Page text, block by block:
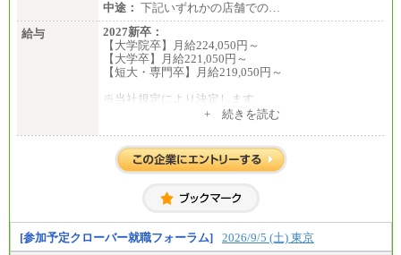
中途： 下記いずれかの店舗での…
給与
2027新卒：
【大学院卒】月給224,050円～
【大学卒】月給221,050円～
【短大・専門卒】月給219,050円～
※当社規定により決定します。
※試用期間中も給与に変更はございません。
0円）が含まれます。
月給216,050円～
※年齢・経験等を考慮し決定します
※試用期間中も給与に変更はございません。
※昇給昇格年1回
+ 続きを読む
[参加予定クローバー就職フォーラム] 2026/9/5 (土) 東京